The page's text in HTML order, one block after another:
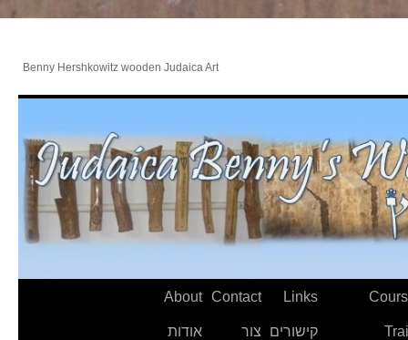
Benny Hershkowitz wooden Judaica Art
Links
קישורים
Contact
צור
About
אודות